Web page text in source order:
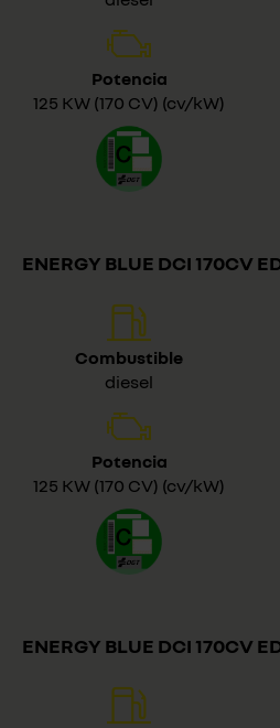
Potencia
125 KW (170 CV) (cv/kW)
ENERGY BLUE DCI 170CV
Combustible
diesel
Potencia
125 KW (170 CV) (cv/kW)
ENERGY BLUE DCI 170CV